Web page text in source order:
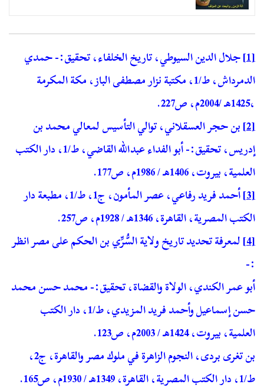
[1] جلال الدين السيوطي، تاريخ الخلفاء، تحقيق:- حمدي
الدمرداش، ط/1، مكتبة نزار مصطفى الباز، مكة المكرمة
،1425هـ /2004م، ص227.
[2] بن حجر العسقلاني، توالي التأسيس لمعالي محمد بن
إدريس، تحقيق:- أبو الفداء عبدالله القاضي، ط/1، دار الكتب
العلمية، بيروت، 1406هـ / 1986م، ص177.
[3]
أحمد فريد رفاعي، عصر المأمون، ج1، ط/1، مطبعة دار
الكتب المصرية، القاهرة، 1346هـ / 1928م، ص257.
[4] لمعرفة تحديد تاريخ ولاية السُّرِّي بن الحكم على مصر انظر
:-
أبو عمر الكندي، الولاة والقضاة، تحقيق:- محمد حسن محمد
حسن إسماعيل وأحمد فريد المزيدي، ط/1، دار الكتب
العلمية، بيروت، 1424هـ / 2003م، ص123.
بن تغرى بردى، النجوم الزاهرة في ملوك مصر والقاهرة، ج2،
ط/1، دار الكتب المصرية، القاهرة، 1349هـ / 1930م، ص165.